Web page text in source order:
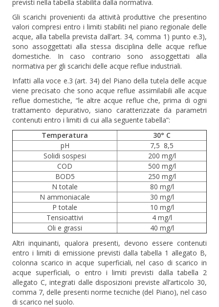
previsti nella tabella stabilita dalla normativa.
Gli scarichi provenienti da attività produttive che presentino
valori compresi entro i limiti stabiliti nel piano regionale delle
acque, alla tabella prevista dall’art. 34, comma 1) punto e.3),
sono assoggettati alla stessa disciplina delle acque reflue
domestiche. In caso contrario sono assoggettati alla
normativa per gli scarichi delle acque reflue industriali.
Infatti alla voce e.3 (art. 34) del Piano della tutela delle acque
viene precisato che sono acque reflue assimilabili alle acque
reflue domestiche, “le altre acque reflue che, prima di ogni
trattamento depurativo, siano caratterizzate da parametri
contenuti entro i limiti di cui alla seguente tabella”:
Temperatura
30° C
pH
7,5 8,5
Solidi sospesi
200 mg/l
COD
500 mg/l
BOD5
250 mg/l
N totale
80 mg/l
N ammoniacale
30 mg/l
P totale
10 mg/l
Tensioattivi
4 mg/l
Oli e grassi
40 mg/l
Altri inquinanti, qualora presenti, devono essere contenuti
entro i limiti di emissione previsti dalla tabella 1 allegato B,
colonna scarico in acque superficiali, nel caso di scarico in
acque superficiali, o entro i limiti previsti dalla tabella 2
allegato C, integrati dalle disposizioni previste all’articolo 30,
comma 7, delle presenti norme tecniche (del Piano), nel caso
di scarico nel suolo.